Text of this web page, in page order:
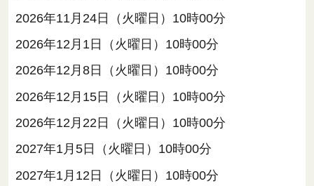
2026年11月24日（火曜日）10時00分
2026年12月1日（火曜日）10時00分
2026年12月8日（火曜日）10時00分
2026年12月15日（火曜日）10時00分
2026年12月22日（火曜日）10時00分
2027年1月5日（火曜日）10時00分
2027年1月12日（火曜日）10時00分